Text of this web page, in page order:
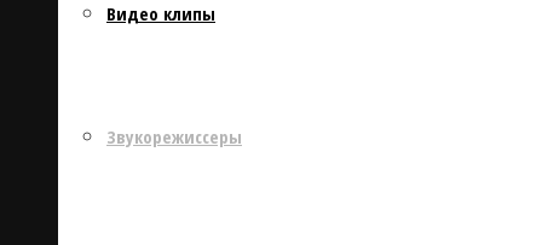
Видео клипы
Звукорежиссеры